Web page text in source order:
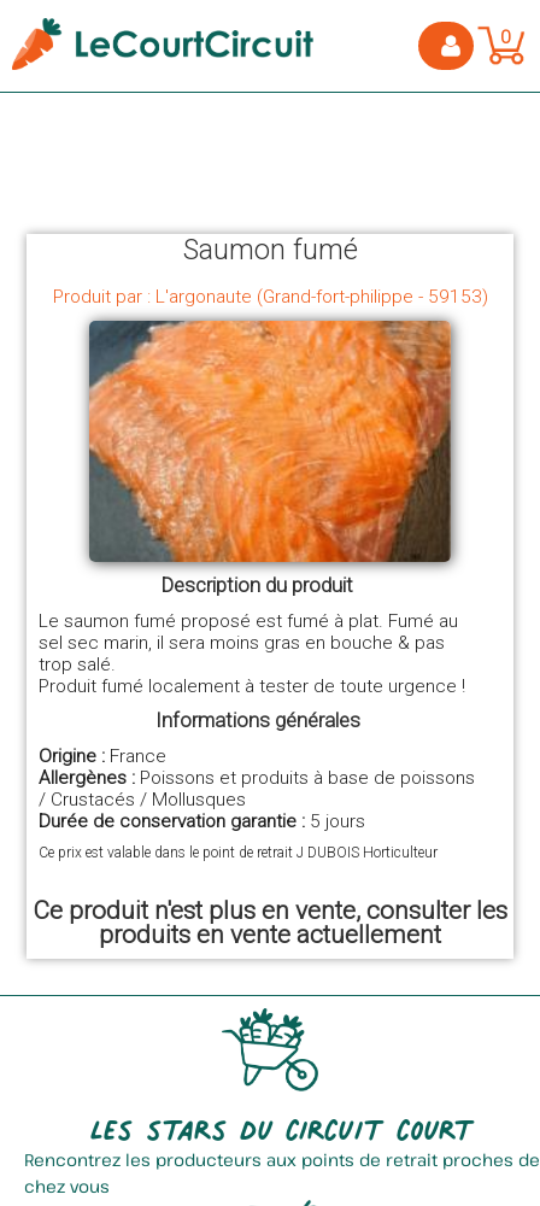
0
Saumon fumé
Produit par : L'argonaute (Grand-fort-philippe - 59153)
Description du produit
Le saumon fumé proposé est fumé à plat. Fumé au
sel sec marin, il sera moins gras en bouche & pas
trop salé.
Produit fumé localement à tester de toute urgence !
Informations générales
Origine : France
Allergènes : Poissons et produits à base de poissons
/ Crustacés / Mollusques
Durée de conservation garantie : 5 jours
Ce prix est valable dans le point de retrait J DUBOIS Horticulteur
Ce produit n'est plus en vente, consulter les
produits en vente actuellement
Les stars du circuit court
Rencontrez les producteurs aux points de retrait proches de
chez vous